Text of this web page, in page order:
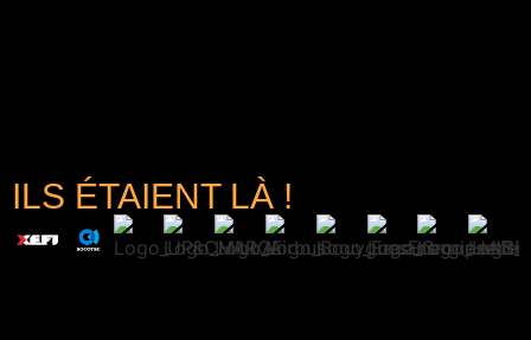
ILS ÉTAIENT LÀ !